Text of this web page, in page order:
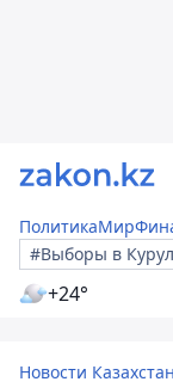
ПолитикаМир
#Выборы в
+24°
Новости